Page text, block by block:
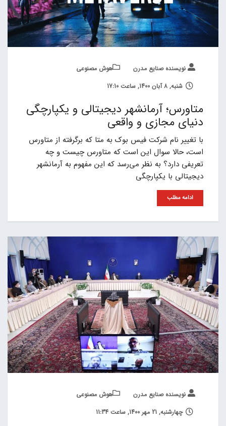
نویسنده صنایع مدرن
هوش مصنوعی
شنبه, 8 آبان 1400, ساعت 17:10
متاورس؛ آرمانشهر دیجیتالی و یکپارچگی
دنیای مجازی و واقعی
با تغییر نام شرکت فیس بوک به متا که برگرفته از متاورس
است، حالا سوال این است که متاورس چیست و چه
تعریفی دارد؟ به نظر می‌رسد که این مفهوم به آرمانشهر
دیجیتالی با یکپارچگی
ادامه مطلب
نویسنده صنایع مدرن
هوش مصنوعی
چهارشنبه, 21 مهر 1400, ساعت 11:34